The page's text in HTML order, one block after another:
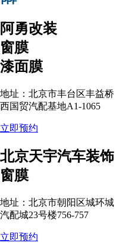
阿勇改装
窗膜
漆面膜
地址：北京市丰台区丰益桥
西国贸汽配基地A1-1065
立即预约
北京天宇汽车装饰
窗膜
地址：北京市朝阳区城环城
汽配城23号楼756-757
立即预约